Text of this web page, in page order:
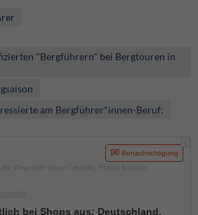
"Bergführern" bei Bergtouren in
am Bergführer*innen-Beruf:
Benachrichtigung
bei Shops aus: Deutschland,